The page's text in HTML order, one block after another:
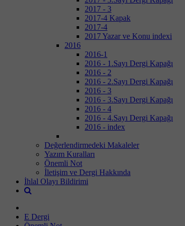
2017 - 3
2017-4 Kapak
2017-4
2017 Yazar ve Konu indexi
2016
2016-1
2016 - 1.Sayı Dergi Kapağı
2016 - 2
2016 - 2.Sayı Dergi Kapağı
2016 - 3
2016 - 3.Sayı Dergi Kapağı
2016 - 4
2016 - 4.Sayı Dergi Kapağı
2016 - index
Değerlendirmedeki Makaleler
Yazım Kuralları
Önemli Not
İletişim ve Dergi Hakkında
İhlal Olayı Bildirimi
E Dergi